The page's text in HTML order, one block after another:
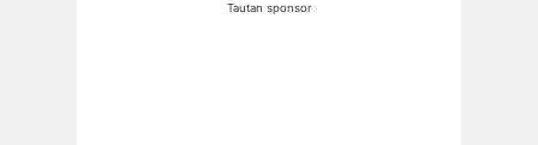
Tautan sponsor